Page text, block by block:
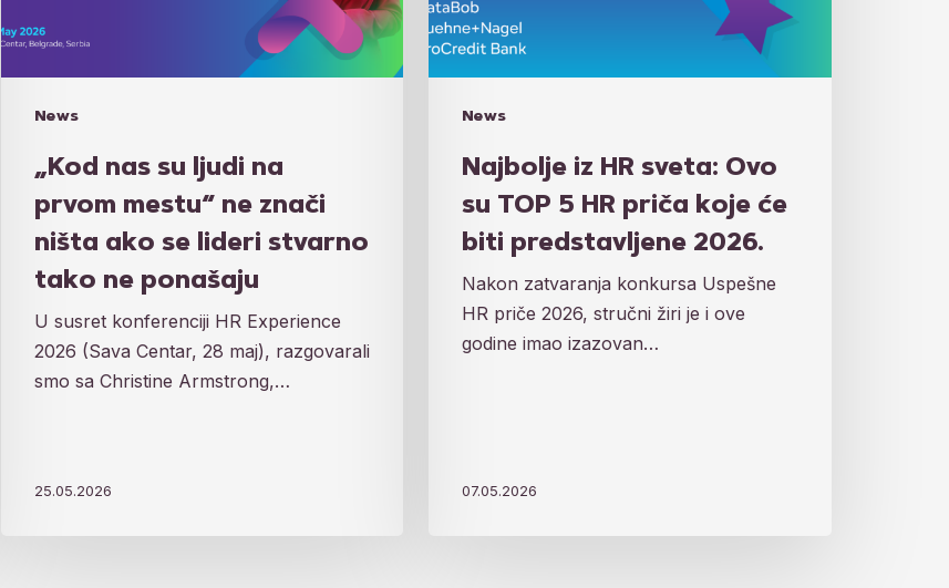
News
ne
znači
ništa
lideri
stvarno
tako
ponašaju
„Kod nas su ljudi na
prvom mestu“ ne znači
ništa ako se lideri stvarno
tako ne ponašaju
U susret konferenciji HR Experience
2026 (Sava Centar, 28 maj), razgovarali
smo sa Christine Armstrong,…
25.05.2026
News
5
HR
priča
predstavljene
Najbolje iz HR sveta: Ovo
su TOP 5 HR priča koje će
biti predstavljene 2026.
Nakon zatvaranja konkursa Uspešne
HR priče 2026, stručni žiri je i ove
godine imao izazovan…
07.05.2026